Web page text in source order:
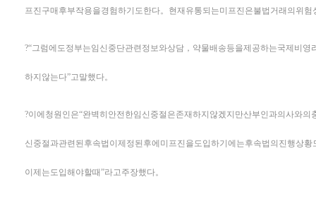
프진구매후부작용을경험하기도한다。현재유통되는미프진은불법거래의위험
?“그럼에도정부는임신중단관련정보와상담，약물배송등을제공하는국제비
하지않는다”고말했다。
?이에청원인은“완벽히안전한임신중절은존재하지않겠지만산부인과의사와
신중절과관련된후속법이제정된후에미프진을도입하기에는후속법의진행상
이제는도입해야할때”라고주장했다。